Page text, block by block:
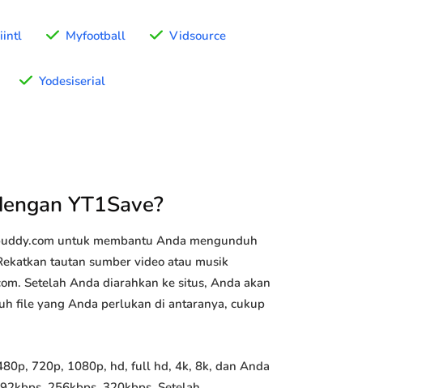
Myfootball Vidsource
Yodesiserial
YT1Save?
untuk membantu Anda mengunduh
tautan sumber video atau musik
Setelah Anda diarahkan ke situs, Anda akan
file yang Anda perlukan di antaranya, cukup
720p, 1080p, hd, full hd, 4k, 8k, dan Anda